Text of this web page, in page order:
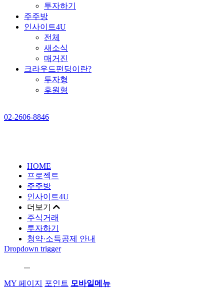
투자하기
주주방
인사이트4U
전체
새소식
매거진
크라우드펀딩이란?
투자형
후원형
02-2606-8846
HOME
프로젝트
주주방
인사이트4U
더보기
주식거래
투자하기
청약·소득공제 안내
Dropdown trigger
...
MY 페이지 포인트 모바일메뉴